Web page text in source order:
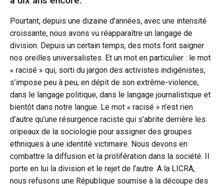
Pourtant, depuis une dizaine d’années, avec une intensité
croissante, nous avons vu réapparaître un langage de
division. Depuis un certain temps, des mots font saigner
nos oreilles universalistes. Et un mot en particulier : le mot
« racisé » qui, sorti du jargon des activistes indigénistes,
s’impose peu à peu, en dépit de son extrême-violence,
dans le langage politique, dans le langage journalistique et
bientôt dans notre langue. Le mot « racisé » n’est rien
d’autre qu’une résurgence raciste qui s’abrite derrière les
oripeaux de la sociologie pour assigner des groupes
ethniques à une identité victimaire. Nous devons en
combattre la diffusion et la prolifération dans la société. Il
porte en lui la division et le rejet de l’autre. A la LICRA,
nous refusons une République soumise à la découpe des